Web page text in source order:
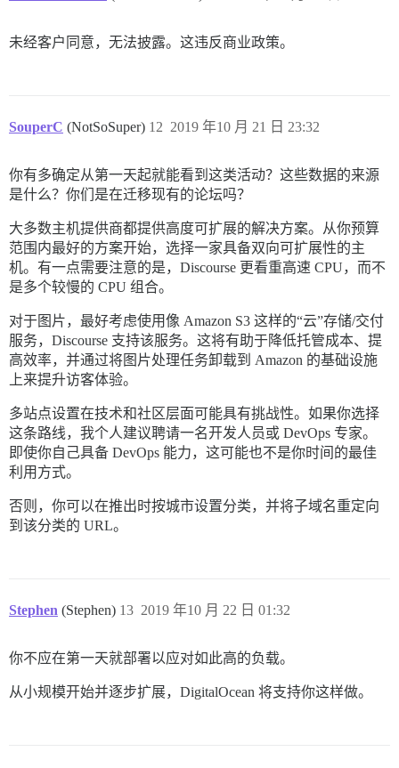
未经客户同意，无法披露。这违反商业政策。
SouperC (NotSoSuper) 2019 年10 月 21 日 23:32
12
你有多确定从第一天起就能看到这类活动？这些数据的来源
是什么？你们是在迁移现有的论坛吗？
大多数主机提供商都提供高度可扩展的解决方案。从你预算
范围内最好的方案开始，选择一家具备双向可扩展性的主
机。有一点需要注意的是，Discourse 更看重高速 CPU，而不
是多个较慢的 CPU 组合。
对于图片，最好考虑使用像 Amazon S3 这样的“云”存储/交付
服务，Discourse 支持该服务。这将有助于降低托管成本、提
高效率，并通过将图片处理任务卸载到 Amazon 的基础设施
上来提升访客体验。
多站点设置在技术和社区层面可能具有挑战性。如果你选择
这条路线，我个人建议聘请一名开发人员或 DevOps 专家。
即使你自己具备 DevOps 能力，这可能也不是你时间的最佳
利用方式。
否则，你可以在推出时按城市设置分类，并将子域名重定向
到该分类的 URL。
Stephen (Stephen) 2019 年10 月 22 日 01:32
13
你不应在第一天就部署以应对如此高的负载。
从小规模开始并逐步扩展，DigitalOcean 将支持你这样做。